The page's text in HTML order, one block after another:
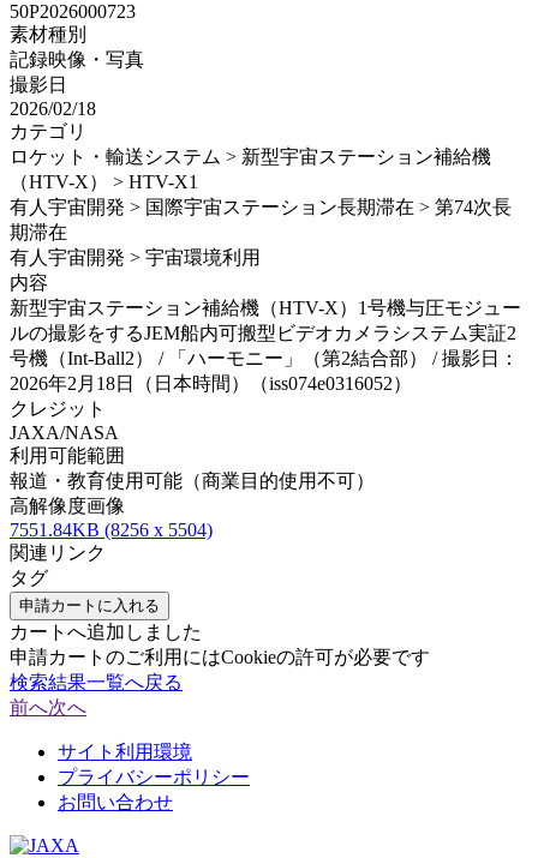
50P2026000723
素材種別
記録映像・写真
撮影日
2026/02/18
カテゴリ
ロケット・輸送システム > 新型宇宙ステーション補給機
（HTV-X） > HTV-X1
有人宇宙開発 > 国際宇宙ステーション長期滞在 > 第74次長
期滞在
有人宇宙開発 > 宇宙環境利用
内容
新型宇宙ステーション補給機（HTV-X）1号機与圧モジュー
ルの撮影をするJEM船内可搬型ビデオカメラシステム実証2
号機（Int-Ball2） / 「ハーモニー」（第2結合部） / 撮影日：
2026年2月18日（日本時間）（iss074e0316052）
クレジット
JAXA/NASA
利用可能範囲
報道・教育使用可能（商業目的使用不可）
高解像度画像
7551.84KB (8256 x 5504)
関連リンク
タグ
申請カートに入れる
カートへ追加しました
申請カートのご利用にはCookieの許可が必要です
検索結果一覧へ戻る
前へ次へ
サイト利用環境
プライバシーポリシー
お問い合わせ